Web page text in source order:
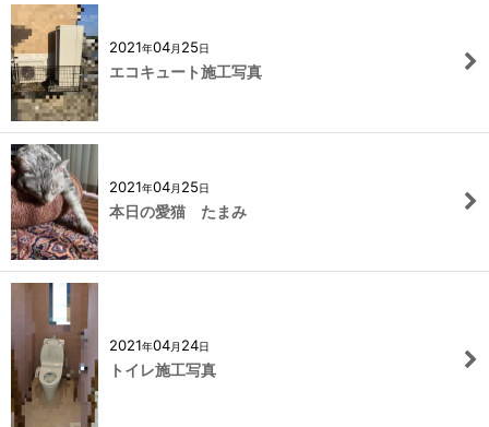
2021年04月 25日
エコキュート施工写真
2021年04月 25日
本日の愛猫 たまみ
2021年04月 24日
トイレ施工写真